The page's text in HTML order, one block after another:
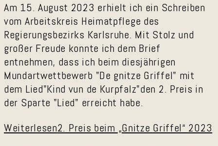
Am 15. August 2023 erhielt ich ein Schreiben
vom Arbeitskreis Heimatpflege des
Regierungsbezirks Karlsruhe. Mit Stolz und
großer Freude konnte ich dem Brief
entnehmen, dass ich beim diesjährigen
Mundartwettbewerb "De gnitze Griffel" mit
dem Lied"Kind vun de Kurpfalz"den 2. Preis in
der Sparte "Lied" erreicht habe.
Weiterlesen2. Preis beim „Gnitze Griffel“ 2023